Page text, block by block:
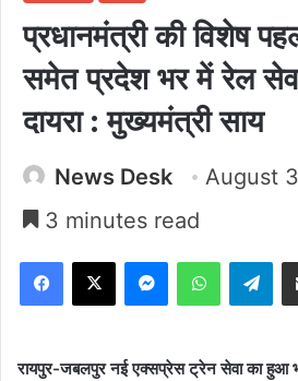
प्रधानमंत्री की विशेष
समेत प्रदेश भर में रेल
दायरा : मुख्यमंत्री साय
News Desk
August
3 minutes read
Facebook
X MessengerWhatsApp
रायपुर-जबलपुर नई एक्सप्रेस ट्रेन सेवा का हुआ